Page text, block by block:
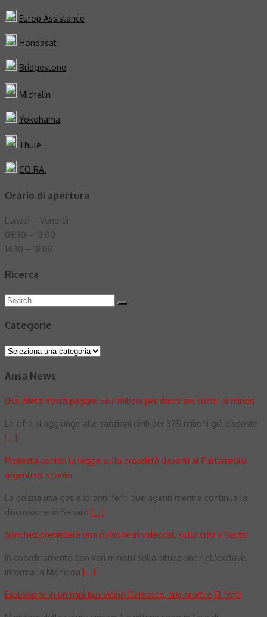
Europ Assistance
Hondasat
Bridgestone
Michelin
Yokohama
Thule
CO.RA.
Orario di apertura
Lunedì – Venerdì
08:30 – 13:00
14:30 – 18:00
Ricerca
Search
Search
Categorie
Categorie
Ansa News
Usa, Meta dovrà pagare 567 milioni per danni dei social ai minori
La cifra si aggiunge alle sanzioni civili per 375 milioni già disposte
[...]
Protesta contro la legge sulla proprietà davanti al Parlamento
argentino, scontri
La polizia usa gas e idranti, feriti due agenti mentre continua la
discussione in Senato [...]
Sanchez presiederà una riunione in videocall sulla crisi a Ceuta
In coordinamento con vari ministri sulla situazione nell'exclave,
informa la Moncloa [...]
Esplosione in un mini bus vicino Damasco, due morti e 13 feriti